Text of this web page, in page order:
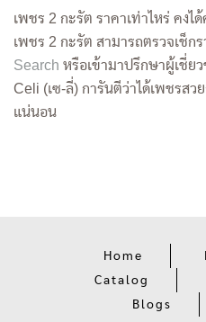
เพชร 2 กะรัต ราคาเท่าไหร่ คง
เพชร 2 กะรัต สามารถตรวจเช็ก
Search หรือเข้ามาปรึกษาผู้เชี่ย
Celi (เซ-ลี่) การันตีว่าได้เพชรสว
แน่นอน
Home
Catalog
Blogs